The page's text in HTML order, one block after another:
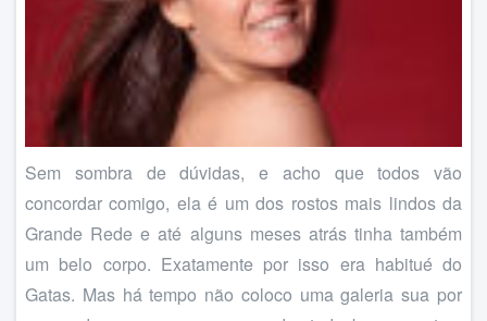
Sem sombra de dúvidas, e acho que todos vão
concordar comigo, ela é um dos rostos mais lindos da
Grande Rede e até alguns meses atrás tinha também
um belo corpo. Exatamente por isso era habitué do
Gatas. Mas há tempo não coloco uma galeria sua por